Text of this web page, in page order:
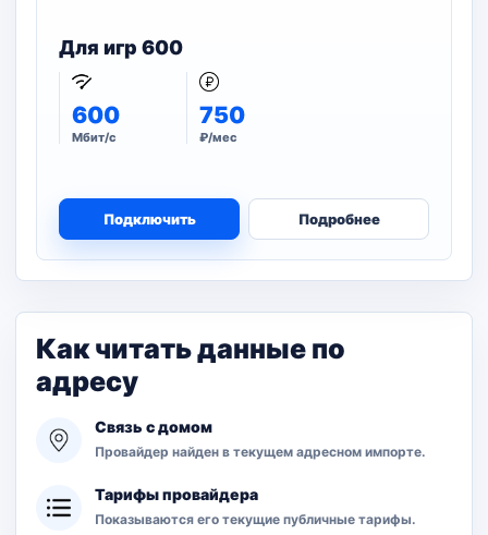
Для игр 600
600
Мбит/с
750
₽/мес
Подключить Подробнее
Как читать данные по
адресу
Связь с домом
Провайдер найден в текущем адресном импорте.
Тарифы провайдера
Показываются его текущие публичные тарифы.